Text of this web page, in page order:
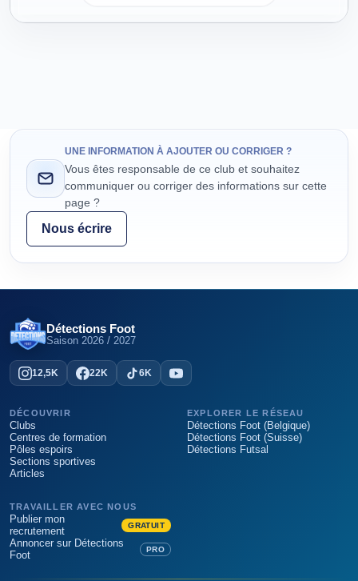
UNE INFORMATION À AJOUTER OU CORRIGER ?
Vous êtes responsable de ce club et souhaitez
communiquer ou corriger des informations sur cette
page ?
Nous écrire
Détections Foot
Saison 2026 / 2027
12,5K 22K 6K
DÉCOUVRIR
Clubs
Centres de formation
Pôles espoirs
Sections sportives
Articles
EXPLORER LE RÉSEAU
Détections Foot (Belgique)
Détections Foot (Suisse)
Détections Futsal
TRAVAILLER AVEC NOUS
Publier mon
recrutement
GRATUIT
Annoncer sur Détections
Foot
PRO